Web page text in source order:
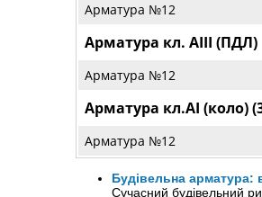
Арматура №12
Арматура кл. АІІІ (ПДЛ)
Арматура №12
Арматура кл.AI (коло)
Арматура №12
Будівельна арматура:
Сучасний будівельний